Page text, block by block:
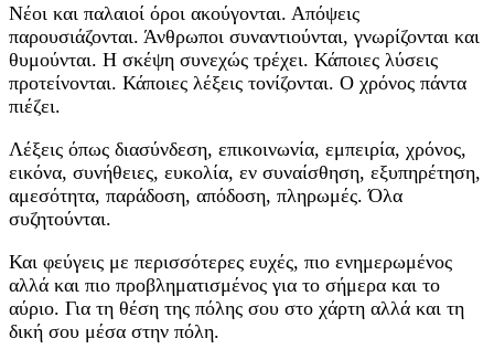
Νέοι και παλαιοί όροι ακούγονται. Απόψεις
παρουσιάζονται. Άνθρωποι συναντιούνται, γνωρίζονται και
θυμούνται. Η σκέψη συνεχώς τρέχει. Κάποιες λύσεις
προτείνονται. Κάποιες λέξεις τονίζονται. Ο χρόνος πάντα
πιέζει.
Λέξεις όπως διασύνδεση, επικοινωνία, εμπειρία, χρόνος,
εικόνα, συνήθειες, ευκολία, εν συναίσθηση, εξυπηρέτηση,
αμεσότητα, παράδοση, απόδοση, πληρωμές. Όλα
συζητούνται.
Και φεύγεις με περισσότερες ευχές, πιο ενημερωμένος
αλλά και πιο προβληματισμένος για το σήμερα και το
αύριο. Για τη θέση της πόλης σου στο χάρτη αλλά και τη
δική σου μέσα στην πόλη.